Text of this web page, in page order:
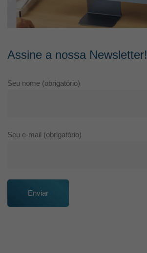
Assine a nossa Newsletter!
Seu nome (obrigatório)
Seu e-mail (obrigatório)